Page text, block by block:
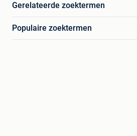
Gerelateerde zoektermen
Populaire zoektermen